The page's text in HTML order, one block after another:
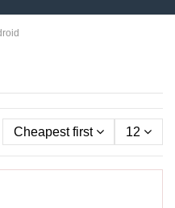
Cheapest first 12